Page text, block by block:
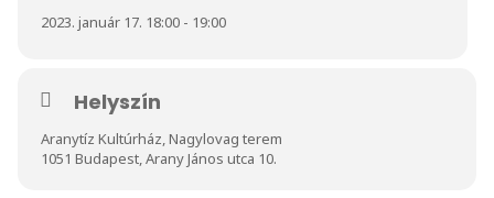
2023. január 17. 18:00 - 19:00
Helyszín
Aranytíz Kultúrház, Nagylovag terem
1051 Budapest, Arany János utca 10.